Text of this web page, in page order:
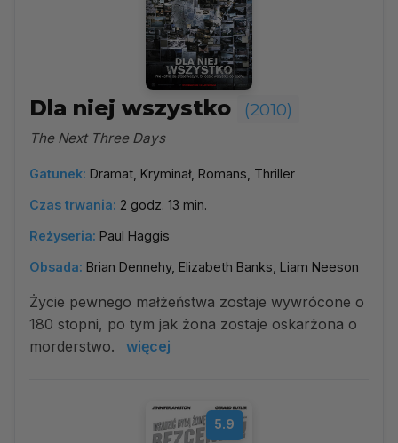
Dla niej wszystko (2010)
The Next Three Days
Gatunek: Dramat, Kryminał, Romans, Thriller
Czas trwania: 2 godz. 13 min.
Reżyseria: Paul Haggis
Obsada: Brian Dennehy, Elizabeth Banks, Liam Neeson
Życie pewnego małżeństwa zostaje wywrócone o
180 stopni, po tym jak żona zostaje oskarżona o
morderstwo.
więcej
5.9